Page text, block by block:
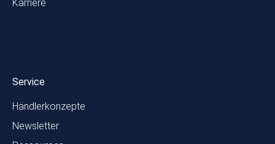
Karriere
Service
Händlerkonzepte
Newsletter